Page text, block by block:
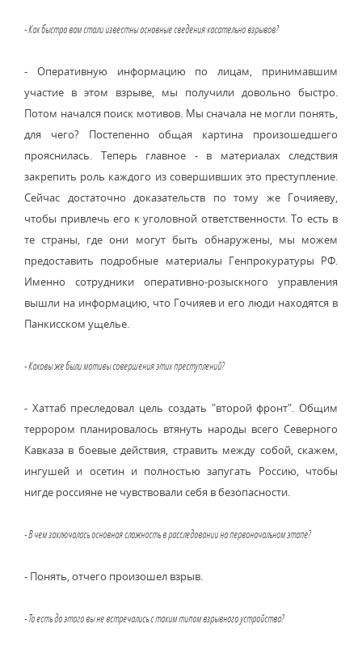
- Как быстро вам стали известны основные сведения касательно взрывов?
- Оперативную информацию по лицам, принимавшим
участие в этом взрыве, мы получили довольно быстро.
Потом начался поиск мотивов. Мы сначала не могли понять,
для чего? Постепенно общая картина произошедшего
прояснилась. Теперь главное - в материалах следствия
закрепить роль каждого из совершивших это преступление.
Сейчас достаточно доказательств по тому же Гочияеву,
чтобы привлечь его к уголовной ответственности. То есть в
те страны, где они могут быть обнаружены, мы можем
предоставить подробные материалы Генпрокуратуры РФ.
Именно сотрудники оперативно-розыскного управления
вышли на информацию, что Гочияев и его люди находятся в
Панкисском ущелье.
- Каковы же были мотивы совершения этих преступлений?
- Хаттаб преследовал цель создать "второй фронт". Общим
террором планировалось втянуть народы всего Северного
Кавказа в боевые действия, стравить между собой, скажем,
ингушей и осетин и полностью запугать Россию, чтобы
нигде россияне не чувствовали себя в безопасности.
- В чем заключалась основная сложность в расследовании на первоначальном этапе?
- Понять, отчего произошел взрыв.
- То есть до этого вы не встречались с таким типом взрывного устройства?